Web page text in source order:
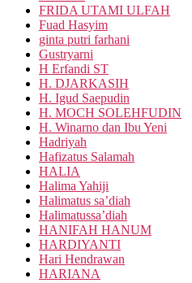
FRIDA UTAMI ULFAH
Fuad Hasyim
ginta putri farhani
Gustryarni
H Erfandi ST
H. DJARKASIH
H. Igud Saepudin
H. MOCH SOLEHFUDIN
H. Winarno dan Ibu Yeni
Hadriyah
Hafizatus Salamah
HALIA
Halima Yahiji
Halimatus sa’diah
Halimatussa’diah
HANIFAH HANUM
HARDIYANTI
Hari Hendrawan
HARIANA